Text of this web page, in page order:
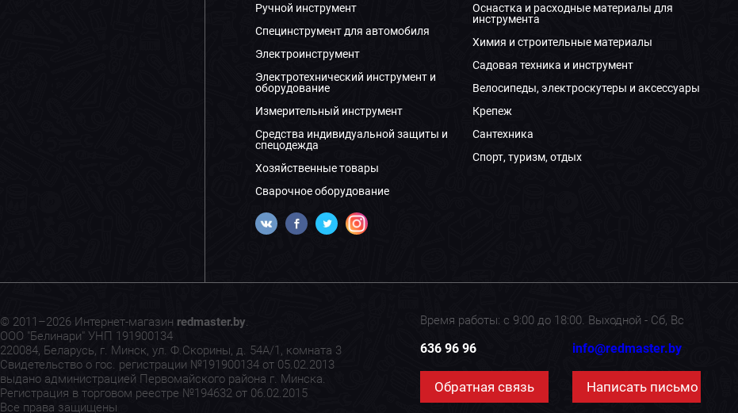
Ручной инструмент
Специнструмент для автомобиля
Электроинструмент
Электротехнический инструмент и
оборудование
Измерительный инструмент
Средства индивидуальной защиты и
спецодежда
Хозяйственные товары
Сварочное оборудование
Оснастка и расходные материалы для
инструмента
Химия и строительные материалы
Садовая техника и инструмент
Велосипеды, электроскутеры и аксессуары
Крепеж
Сантехника
Спорт, туризм, отдых
© 2011–2026 Интернет-магазин redmaster.by.
ООО "Белинари" УНП 191900134
220084, Беларусь, г. Минск, ул. Ф.Скорины, д. 54А/1, комната 3
Свидетельство о гос. регистрации №191900134 от 05.02.2013
выдано администрацией Первомайского района г. Минска.
Регистрация в торговом реестре №194632 от 06.02.2015
Все права защищены
Время работы: с 9:00 до 18:00. Выходной - Сб, Вс
636 96 96
Обратная связь
info@redmaster.by
Написать письмо